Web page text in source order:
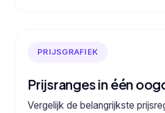
PRIJSGRAFIEK
Prijsranges in één
Vergelijk de belangrijkste